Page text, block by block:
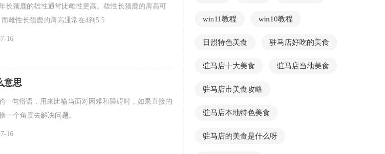
长颈鹿的雄性通常比雌性更高。雄性长颈鹿的肩高可
雌性长颈鹿的肩高通常在4到5.5
16
意思
句俗语，用来比喻当面对困难和障碍时，如果直接的
一个角度去解决问题。
16
win11教程 win10教程
日照特色美食 驻马店好吃的美食
驻马店十大美食 驻马店当地美食
驻马店市美食攻略
驻马店本地特色美食
驻马店的美食是什么呀